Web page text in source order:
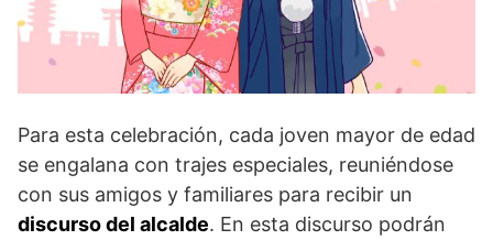
Para esta celebración, cada joven mayor de edad
se engalana con trajes especiales, reuniéndose
con sus amigos y familiares para recibir un
discurso del alcalde. En esta discurso podrán